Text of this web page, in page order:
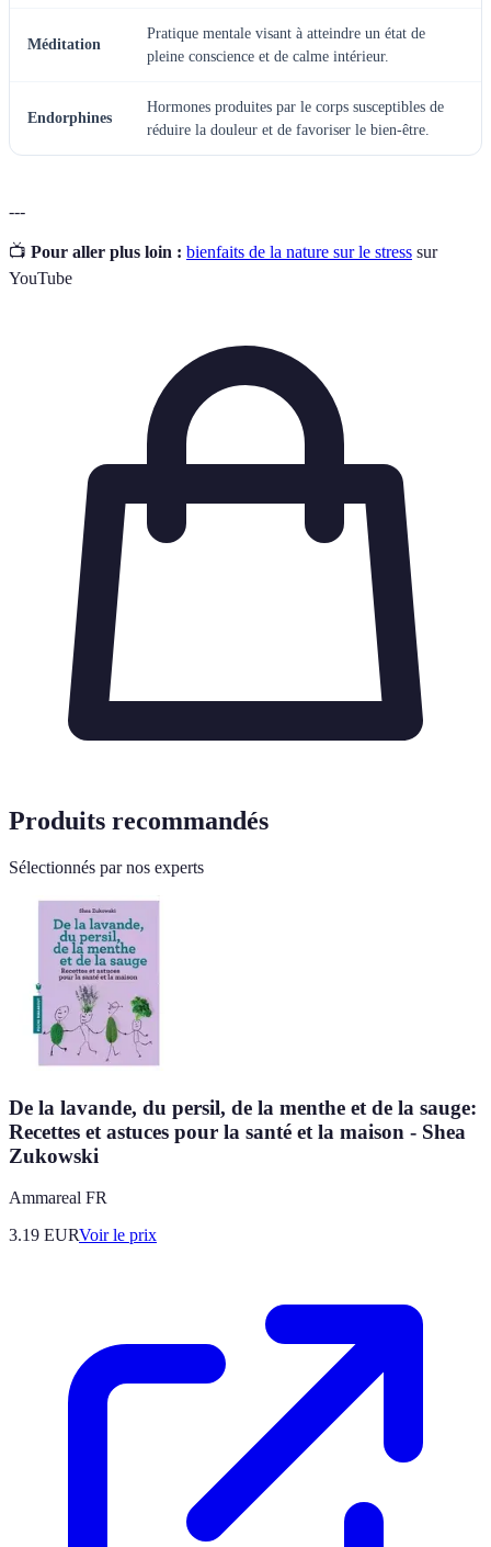
Méditation
Pratique mentale visant à atteindre un état de
pleine conscience et de calme intérieur.
Endorphines
Hormones produites par le corps susceptibles de
réduire la douleur et de favoriser le bien-être.
---
📺 Pour aller plus loin : bienfaits de la nature sur le stress sur
YouTube
Produits recommandés
Sélectionnés par nos experts
De la lavande, du persil, de la menthe et de la sauge:
Recettes et astuces pour la santé et la maison - Shea
Zukowski
Ammareal FR
3.19 EURVoir le prix